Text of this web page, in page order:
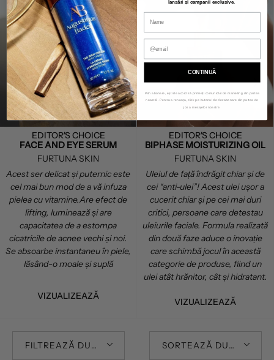
EDITOR'S CHOICE
FACE AND EYE SERUM
FURTUNA SKIN
Acest ser delicat și puternic este
cel mai bun mod de a vă infuza
pielea cu vitamine.Are efect de
lifting, luminează și are
capacitatea de a estompa
cicatricile de acnee vechi și noi.
Se absoarbe instantaneu în piele,
lăsând-o moale și suplă
VIZUALIZEAZĂ
EDITOR'S CHOICE
BIPHASE MOISTURIZING OIL
FURTUNA SKIN
Uleiul de față îndrăgit chiar și de
cei “anti-ulei”! Acest ulei ușor a
cucerit chiar și pe cei mai duri
critici, persoane care detestau
uleiurile faciale. Formula realizată
din două faze aduce o inovație
care schimbă jocul în această
categorie de produse, fiind un
ulei atât hrănitor, cât și hidratant.
VIZUALIZEAZĂ
FILTREAZĂ DUPĂ SORTEAZĂ DUPĂ
lansări și campanii exclusive.
CONTINUĂ
Prin abonare, ești de acord să primești comunicări de marketing din partea
noastră. Pentru a renunța, click pe butonul de dezabonare din partea de
jos a mesajelor noastre.